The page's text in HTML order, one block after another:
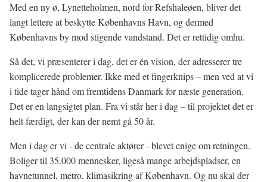
Med en ny ø, Lynetteholmen, nord for Refshaleøen, bliver det
langt lettere at beskytte Københavns Havn, og dermed
Københavns by mod stigende vandstand. Det er rettidig omhu.
Så det, vi præsenterer i dag, det er én vision, der adresserer tre
komplicerede problemer. Ikke med et fingerknips – men ved at vi
i tide tager hånd om fremtidens Danmark for næste generation.
Det er en langsigtet plan. Fra vi står her i dag – til projektet det er
helt færdigt, der kan der nemt gå 50 år.
Men i dag er vi - de centrale aktører - blevet enige om retningen.
Boliger til 35.000 mennesker, ligeså mange arbejdspladser, en
havnetunnel, metro, klimasikring af København. Og nu skal der